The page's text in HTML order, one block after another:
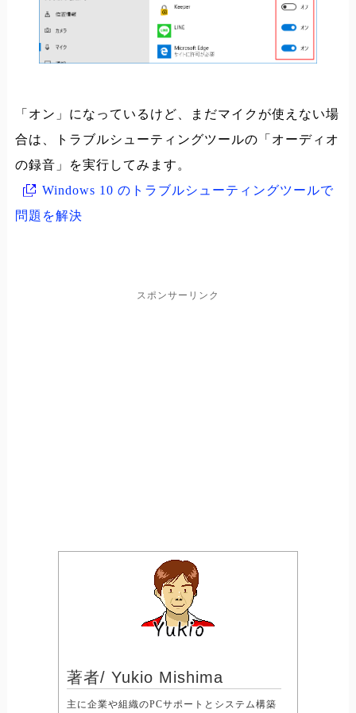
「オン」になっているけど、まだマイクが使えない場
合は、トラブルシューティングツールの「オーディオ
の録音」を実行してみます。
Windows 10 のトラブルシューティングツールで
問題を解決
スポンサーリンク
著者/ Yukio Mishima
主に企業や組織のPCサポートとシステム構築